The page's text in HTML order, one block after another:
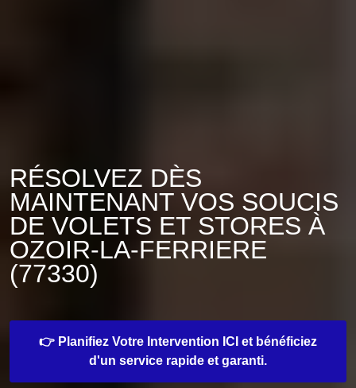
RÉSOLVEZ DÈS
MAINTENANT VOS SOUCIS
DE VOLETS ET STORES À
OZOIR-LA-FERRIERE
(77330)
👉 Planifiez Votre Intervention ICI et bénéficiez
d'un service rapide et garanti.